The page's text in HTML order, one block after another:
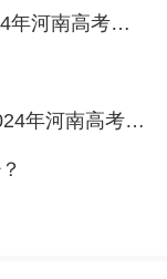
吉林科技职业
市职业技术学
职业学院、长
高等专科学
河南2024艺考时间几月几号 2024年河南高考报名时间
2024年河南省高考报名时间（2024年河南高考人数）